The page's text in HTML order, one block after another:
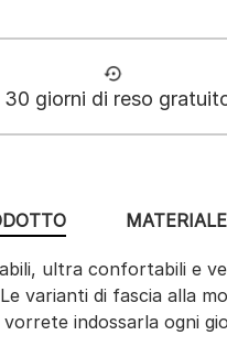
30 giorni di reso
ultra confortabili e
varianti di fascia alla
indossarla ogni